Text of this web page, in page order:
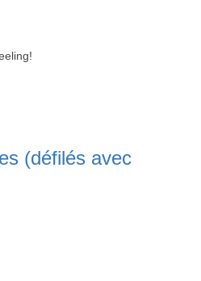
(défilés avec